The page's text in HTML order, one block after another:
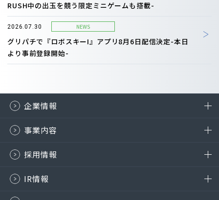
RUSH中の出玉を競う限定ミニゲームも搭載-
2026.07.30 NEWS
グリパチで『ロボスキーI』アプリ8月6日配信決定-本日
より事前登録開始-
企業情報
事業内容
採用情報
IR情報